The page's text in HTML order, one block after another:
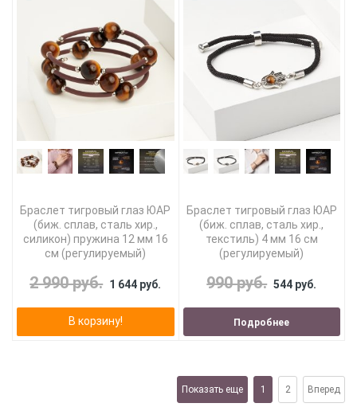
Браслет тигровый глаз ЮАР
(биж. сплав, сталь хир.,
силикон) пружина 12 мм 16
см (регулируемый)
2 990 руб. 1 644 руб.
В корзину!
Браслет тигровый глаз ЮАР
(биж. сплав, сталь хир.,
текстиль) 4 мм 16 см
(регулируемый)
990 руб. 544 руб.
Подробнее
Показать еще 1 2 Вперед